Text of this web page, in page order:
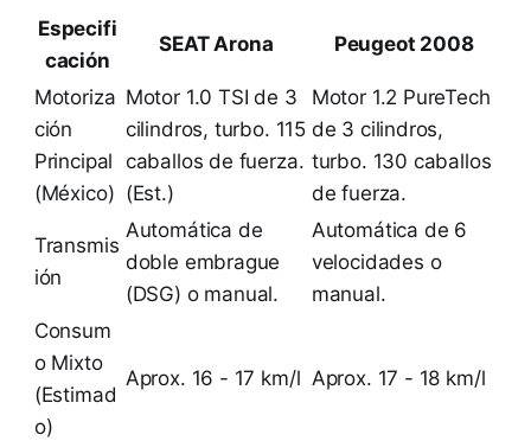
Especifi
cación
SEAT Arona Peugeot 2008
Motoriza
ción
Principal
(México)
Motor 1.0 TSI de 3
cilindros, turbo. 115
caballos de fuerza.
(Est.)
Motor 1.2 PureTech
de 3 cilindros,
turbo. 130 caballos
de fuerza.
Transmis
ión
Automática de
doble embrague
(DSG) o manual.
Automática de 6
velocidades o
manual.
Consum
o Mixto
(Estimad
o)
Aprox. 16 - 17 km/l Aprox. 17 - 18 km/l